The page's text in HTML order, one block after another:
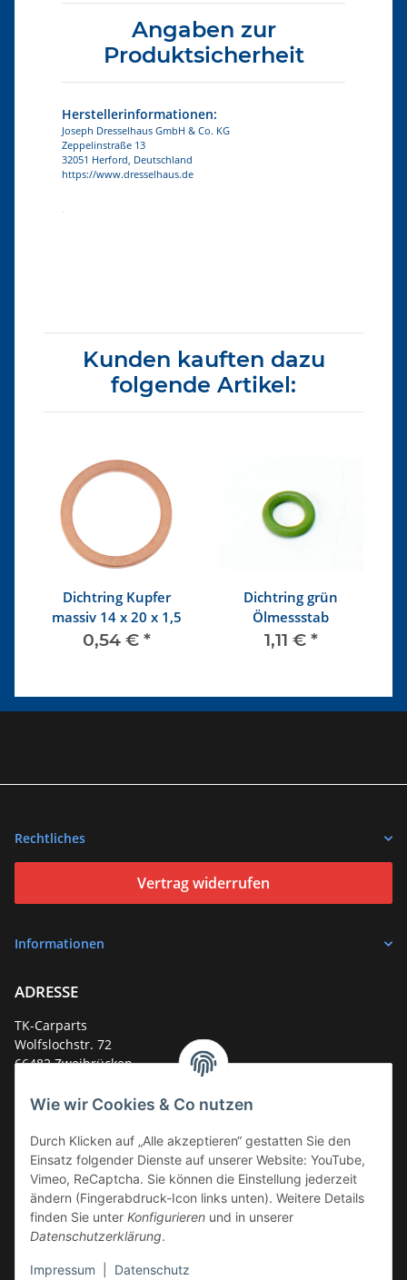
Wie wir Cookies & Co nutzen
Durch Klicken auf „Alle akzeptieren“ gestatten Sie den
Einsatz folgender Dienste auf unserer Website: YouTube,
Vimeo, ReCaptcha. Sie können die Einstellung jederzeit
ändern (Fingerabdruck-Icon links unten). Weitere Details
finden Sie unter Konfigurieren und in unserer
Datenschutzerklärung.
Impressum Datenschutz
Angaben zur
Produktsicherheit
Herstellerinformationen:
Joseph Dresselhaus GmbH & Co. KG
Zeppelinstraße 13
32051 Herford, Deutschland
https://www.dresselhaus.de
Kunden kauften dazu
folgende Artikel:
Dichtring Kupfer
massiv 14 x 20 x 1,5
0,54 € *
Dichtring grün
Ölmessstab
1,11 € *
Rechtliches
Vertrag widerrufen
Informationen
ADRESSE
TK-Carparts
Wolfslochstr. 72
66482 Zweibrücken
Service-Hotline +49 (0)6332 - 48 58 48
E-Mail:mail@tk-carparts.de
Montag-Donnerstag von 13 bis 16 Uhr